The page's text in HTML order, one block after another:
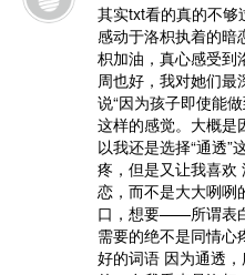
其实txt看的真的不够
感动于洛枳执着的暗
枳加油，真心感受到
周也好，我对她们最
说“因为孩子即使能
这样的感觉。大概是
以我还是选择“通透”
疼，但是又让我喜欢
恋，而不是大大咧咧
口，想要——所谓表
需要的绝不是同情心
好的词语 因为通透